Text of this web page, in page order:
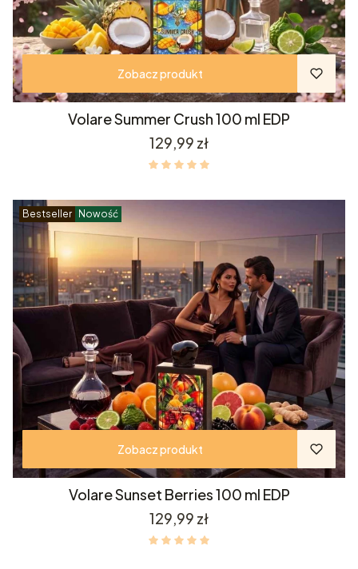
Zobacz produkt
Volare Summer Crush 100 ml EDP
Cena
129,99 zł
Bestseller Nowość
Zobacz produkt
Volare Sunset Berries 100 ml EDP
Cena
129,99 zł